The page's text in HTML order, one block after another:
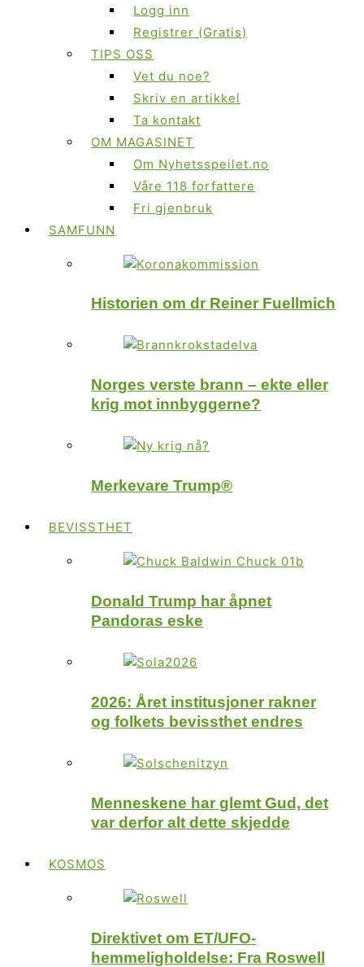
Logg inn
Registrer (Gratis)
TIPS OSS
Vet du noe?
Skriv en artikkel
Ta kontakt
OM MAGASINET
Om Nyhetsspeilet.no
Våre 118 forfattere
Fri gjenbruk
SAMFUNN
Historien om dr Reiner Fuellmich
Norges verste brann – ekte eller
krig mot innbyggerne?
Merkevare Trump®
BEVISSTHET
Donald Trump har åpnet
Pandoras eske
2026: Året institusjoner rakner
og folkets bevissthet endres
Menneskene har glemt Gud, det
var derfor alt dette skjedde
KOSMOS
Direktivet om ET/UFO-
hemmeligholdelse: Fra Roswell